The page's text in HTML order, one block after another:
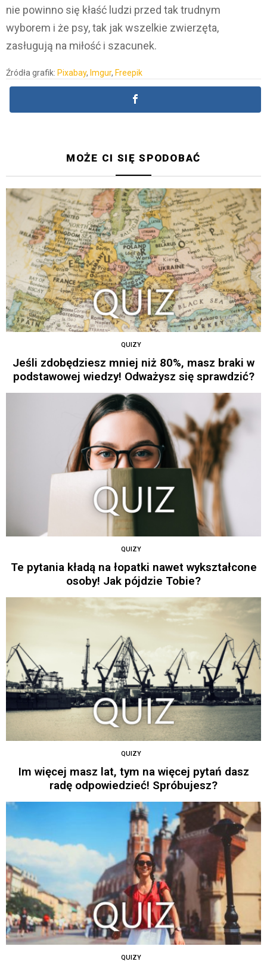
nie powinno się kłaść ludzi przed tak trudnym
wyborem i że psy, tak jak wszelkie zwierzęta,
zasługują na miłość i szacunek.
Źródła grafik: Pixabay, Imgur, Freepik
MOŻE CI SIĘ SPODOBAĆ
QUIZY
Jeśli zdobędziesz mniej niż 80%, masz braki w
podstawowej wiedzy! Odważysz się sprawdzić?
QUIZY
Te pytania kładą na łopatki nawet wykształcone
osoby! Jak pójdzie Tobie?
QUIZY
Im więcej masz lat, tym na więcej pytań dasz
radę odpowiedzieć! Spróbujesz?
QUIZY